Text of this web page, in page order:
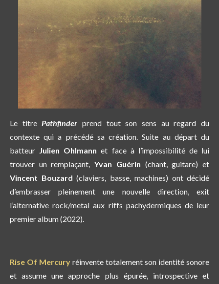
Le titrePathfinder prend tout son sens au regard du
contexte qui a précédé sa création. Suite au départ du
batteur Julien Ohlmann et face à l’impossibilité de lui
trouver un remplaçant,Yvan Guérin (chant, guitare) et
Vincent Bouzard (claviers, basse, machines) ont décidé
d’embrasser pleinement une nouvelle direction, exit
l’alternative rock/metal aux riffs pachydermiques de leur
premier album (2022).
Rise Of Mercury réinvente totalement son identité sonore
et assume une approche plus épurée, introspective et